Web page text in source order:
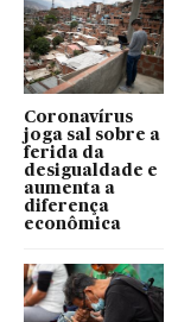
Coronavírus
joga sal sobre a
ferida da
desigualdade e
aumenta a
diferença
econômica